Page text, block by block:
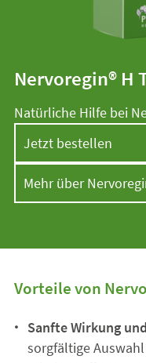
Nervoregin® H
Natürliche Hilfe bei
Jetzt bestellen
Mehr über
Vorteile von
Sanfte Wirkung
sorgfältige